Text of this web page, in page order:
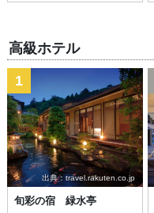
高級ホテル
出典：travel.rakuten.co.jp
1
旬彩の宿 緑水亭